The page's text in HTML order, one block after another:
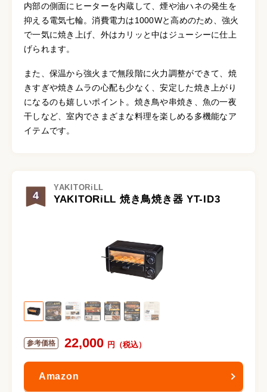
内部の側面にヒーターを内蔵して、煙や油ハネの発生を
抑える電気七輪。消費電力は1000Wと高めのため、強火
で一気に焼き上げ、外はカリッと中はジューシーに仕上
げられます。
また、保温から強火まで無段階に火力調整ができて、焼
きすぎや焼きムラの心配も少なく、安定した焼き上がり
になるのも嬉しいポイント。焼き鳥や串焼き、魚の一夜
干しなど、室内でさまざまな料理を楽しめる多機能なア
イテムです。
4
YAKITORiLL
YAKITORiLL 焼き鳥焼き器 YT-ID3
22,000